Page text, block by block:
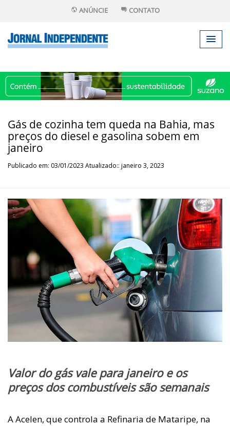
ANÚNCIE CONTATO
Gás de cozinha tem queda na Bahia, mas
preços do diesel e gasolina sobem em
janeiro
Publicado em: 03/01/2023 Atualizado:: janeiro 3, 2023
Valor do gás vale para janeiro e os
preços dos combustíveis são semanais
A Acelen, que controla a Refinaria de Mataripe, na